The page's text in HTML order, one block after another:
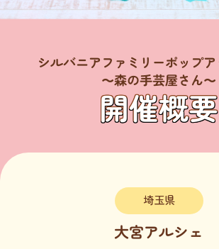
シルバニアファミリーポップア
～森の手芸屋さん～
開催概要
埼玉県
大宮アルシェ